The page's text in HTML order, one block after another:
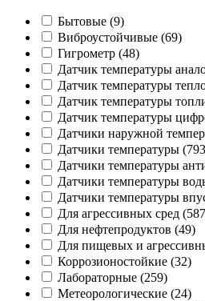
Бытовые (9)
Виброустойчивые (69)
Гигрометр (48)
Датчик температуры
Датчик температуры
Датчик температуры
Датчик температуры
Датчики наружной
Датчики температуры
Датчики температуры
Датчики температуры
Датчики температуры
Для агрессивных сред
Для нефтепродуктов (49)
Для пищевых и
Коррозионостойкие (32)
Лабораторные (259)
Метеорологические (24)